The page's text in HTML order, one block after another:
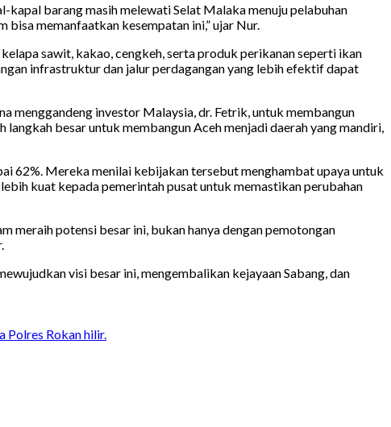
kapal barang masih melewati Selat Malaka menuju pelabuhan
bisa memanfaatkan kesempatan ini,” ujar Nur.
sawit, kakao, cengkeh, serta produk perikanan seperti ikan
infrastruktur dan jalur perdagangan yang lebih efektif dapat
menggandeng investor Malaysia, dr. Fetrik, untuk membangun
besar untuk membangun Aceh menjadi daerah yang mandiri,
62%. Mereka menilai kebijakan tersebut menghambat upaya untuk
kuat kepada pemerintah pusat untuk memastikan perubahan
meraih potensi besar ini, bukan hanya dengan pemotongan
visi besar ini, mengembalikan kejayaan Sabang, dan
Polres Rokan hilir.